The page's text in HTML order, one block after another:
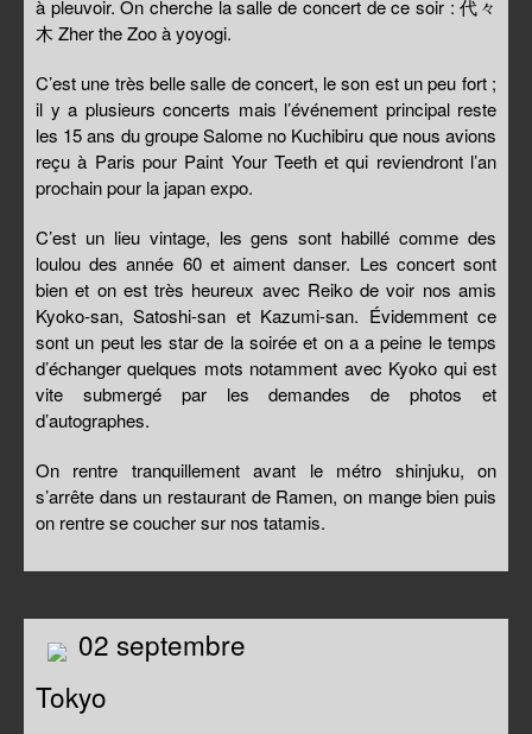
à pleuvoir. On cherche la salle de concert de ce soir : 代々
木 Zher the Zoo à yoyogi.
C’est une très belle salle de concert, le son est un peu fort ;
il y a plusieurs concerts mais l’événement principal reste
les 15 ans du groupe Salome no Kuchibiru que nous avions
reçu à Paris pour Paint Your Teeth et qui reviendront l’an
prochain pour la japan expo.
C’est un lieu vintage, les gens sont habillé comme des
loulou des année 60 et aiment danser. Les concert sont
bien et on est très heureux avec Reiko de voir nos amis
Kyoko-san, Satoshi-san et Kazumi-san. Évidemment ce
sont un peut les star de la soirée et on a a peine le temps
d’échanger quelques mots notamment avec Kyoko qui est
vite submergé par les demandes de photos et
d’autographes.
On rentre tranquillement avant le métro shinjuku, on
s’arrête dans un restaurant de Ramen, on mange bien puis
on rentre se coucher sur nos tatamis.
02 septembre
Tokyo